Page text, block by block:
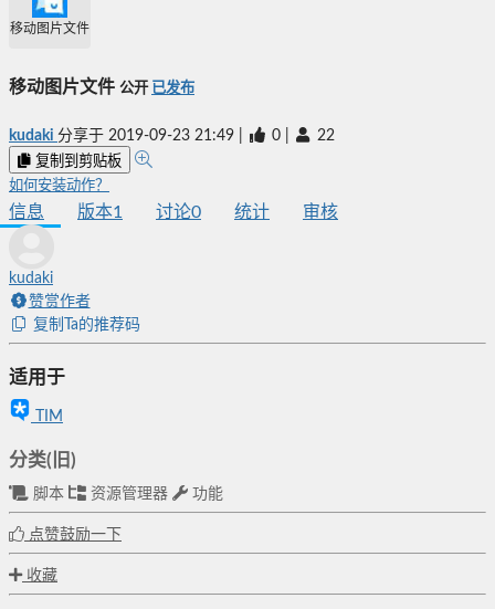
移动图片文件
移动图片文件 公开 已发布
kudaki 分享于 2019-09-23 21:49 0 22
复制到剪贴板
如何安装动作？
信息 版本1 讨论0 统计 审核
kudaki
赞赏作者
复制Ta的推荐码
适用于
TIM
分类(旧)
脚本 资源管理器 功能
点赞鼓励一下
收藏